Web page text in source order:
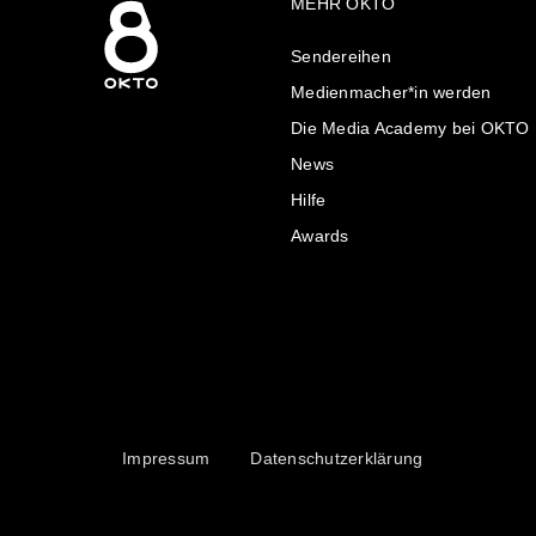
Sendereihen
Medienmacher*in werden
Die Media Academy bei OKTO
News
Hilfe
Awards
Impressum Datenschutzerklärung